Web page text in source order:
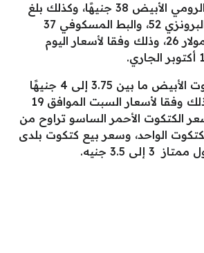
كما بلغ سعر كيلو الرومي الأبيض 38 جنيهًا، وكذلك بلغ
سعر كيلو الرومي البرونزي 52، والبط المسكوفي 37
جنيهًا للكيلو، البط مولار 26، وذلك وفقا لأسعار اليوم
وتراوح سعر الكتكوت الأبيض ما بين 3.75 إلى 4 جنيهًا
للكتكوت الواحد، وذلك وفقا لأسعار السبت الموافق 19
أما سعر الكتكوت الأحمر الساسو تراوح من
جنية للكتكوت الواحد، وسعر بيع كتكوت بلدى
3.5 جنيه.